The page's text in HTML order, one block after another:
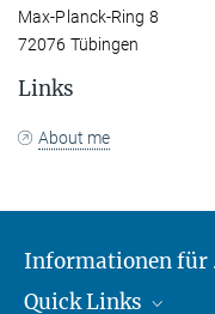
Max-Planck-Ring 8
72076 Tübingen
Links
About me
Informationen für
Lieferanten
Quick Links